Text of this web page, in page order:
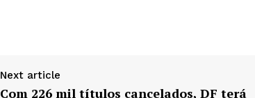
Next article
Com 226 mil títulos cancelados, DF terá